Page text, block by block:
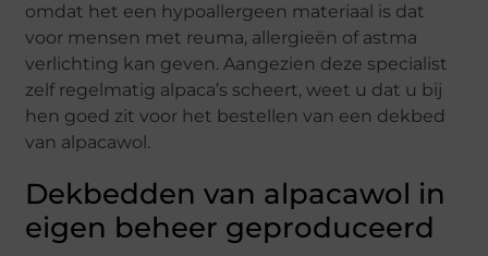
omdat het een hypoallergeen materiaal is dat
voor mensen met reuma, allergieën of astma
verlichting kan geven. Aangezien deze specialist
zelf regelmatig alpaca’s scheert, weet u dat u bij
hen goed zit voor het bestellen van een dekbed
van alpacawol.
Dekbedden van alpacawol in
eigen beheer geproduceerd